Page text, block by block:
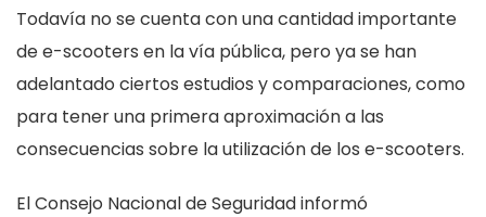
Todavía no se cuenta con una cantidad importante
de e-scooters en la vía pública, pero ya se han
adelantado ciertos estudios y comparaciones, como
para tener una primera aproximación a las
consecuencias sobre la utilización de los e-scooters.
El Consejo Nacional de Seguridad informó